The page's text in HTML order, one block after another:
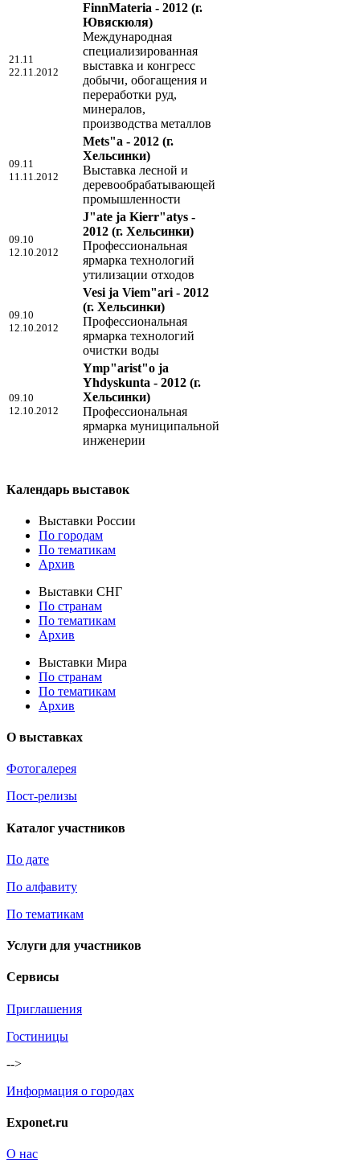
21.11
22.11.2012
FinnMateria - 2012 (г.
Ювяскюля)
Международная
специализированная
выставка и конгресс
добычи, обогащения и
переработки руд,
минералов,
производства металлов
09.11
11.11.2012
Mets"a - 2012 (г.
Хельсинки)
Выставка лесной и
деревообрабатывающей
промышленности
09.10
12.10.2012
J"ate ja Kierr"atys -
2012 (г. Хельсинки)
Профессиональная
ярмарка технологий
утилизации отходов
09.10
12.10.2012
Vesi ja Viem"ari - 2012
(г. Хельсинки)
Профессиональная
ярмарка технологий
очистки воды
09.10
12.10.2012
Ymp"arist"o ja
Yhdyskunta - 2012 (г.
Хельсинки)
Профессиональная
ярмарка муниципальной
инженерии
Календарь выставок
Выставки России
По городам
По тематикам
Архив
Выставки СНГ
По странам
По тематикам
Архив
Выставки Мира
По странам
По тематикам
Архив
О выставках
Фотогалерея
Пост-релизы
Каталог участников
По дате
По алфавиту
По тематикам
Услуги для участников
Сервисы
Приглашения
Гостиницы
-->
Информация о городах
Exponet.ru
О нас